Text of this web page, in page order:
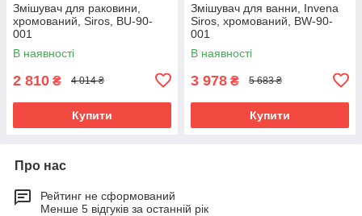
Змішувач для раковини,
хромований, Siros, BU-90-
001
В наявності
2 810 ₴ 4 014 ₴
Купити
Змішувач для ванни, Invena
Siros, хромований, BW-90-
001
В наявності
3 978 ₴ 5 683 ₴
Купити
Про нас
Рейтинг не сформований
Менше 5 відгуків за останній рік